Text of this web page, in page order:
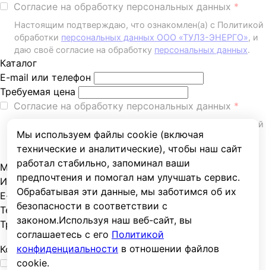
Мы используем файлы cookie (включая
технические и аналитические), чтобы наш сайт
работал стабильно, запоминал ваши
предпочтения и помогал нам улучшать сервис.
Обрабатывая эти данные, мы заботимся об их
безопасности в соответствии с
законом.Используя наш веб-сайт, вы
соглашаетесь с его Политикой
конфиденциальности в отношении файлов
cookie.
Согласие на обработку персональных данных
Настоящим подтверждаю, что ознакомлен(а) с Политикой
обработки персональных данных ООО «ТУЛЗ-ЭНЕРГО», и
даю своё согласие на обработку персональных данных.
Каталог
E-mail или телефон
Требуемая цена
Согласие на обработку персональных данных
Настоящим подтверждаю, что ознакомлен(а) с Политикой
обработкиперсональных данных ООО «ТУЛЗ-ЭНЕРГО»
даю своё согласие на обработкуперсональных данных
Мы ответим Вам через несколько минут
Имя
E-mail
Телефон
Требуемое количество
Комментарий
Согласие на обработку персональных данных